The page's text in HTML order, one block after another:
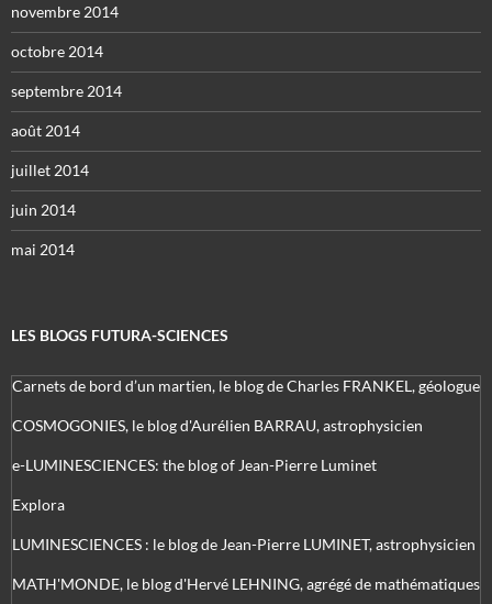
novembre 2014
octobre 2014
septembre 2014
août 2014
juillet 2014
juin 2014
mai 2014
LES BLOGS FUTURA-SCIENCES
Carnets de bord d’un martien, le blog de Charles FRANKEL, géologue
COSMOGONIES, le blog d'Aurélien BARRAU, astrophysicien
e-LUMINESCIENCES: the blog of Jean-Pierre Luminet
Explora
LUMINESCIENCES : le blog de Jean-Pierre LUMINET, astrophysicien
MATH'MONDE, le blog d'Hervé LEHNING, agrégé de mathématiques